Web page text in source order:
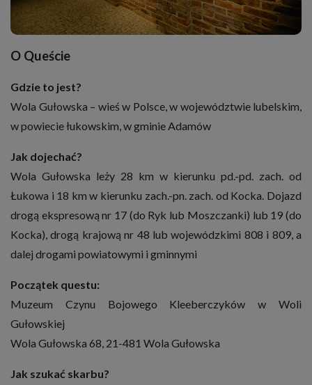
O Queście
Gdzie to jest?
Wola Gułowska – wieś w Polsce, w województwie lubelskim,
w powiecie łukowskim, w gminie Adamów
Jak dojechać?
Wola Gułowska leży 28 km w kierunku pd.-pd. zach. od
Łukowa i 18 km w kierunku zach.-pn. zach. od Kocka. Dojazd
drogą ekspresową nr 17 (do Ryk lub Moszczanki) lub 19 (do
Kocka), drogą krajową nr 48 lub wojewódzkimi 808 i 809, a
dalej drogami powiatowymi i gminnymi
Początek questu:
Muzeum Czynu Bojowego Kleeberczyków w Woli
Gułowskiej
Wola Gułowska 68, 21-481 Wola Gułowska
Jak szukać skarbu?